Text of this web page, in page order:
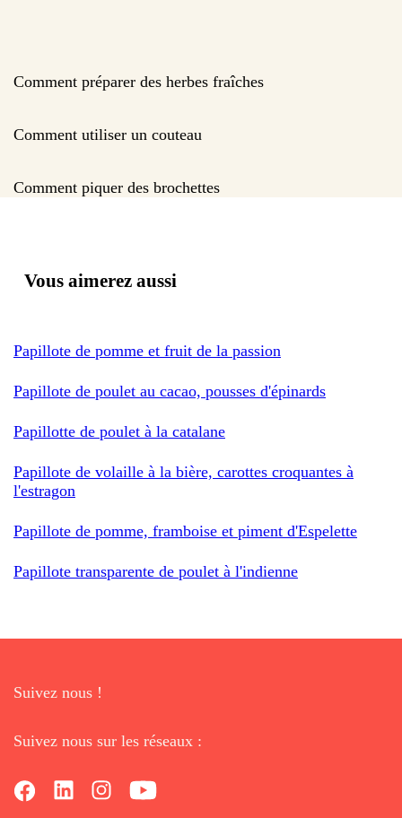
Comment préparer des herbes fraîches
Comment utiliser un couteau
Comment piquer des brochettes
Vous aimerez aussi
Papillote de pomme et fruit de la passion
Papillote de poulet au cacao, pousses d'épinards
Papillotte de poulet à la catalane
Papillote de volaille à la bière, carottes croquantes à
l'estragon
Papillote de pomme, framboise et piment d'Espelette
Papillote transparente de poulet à l'indienne
Suivez nous !
Suivez nous sur les réseaux :